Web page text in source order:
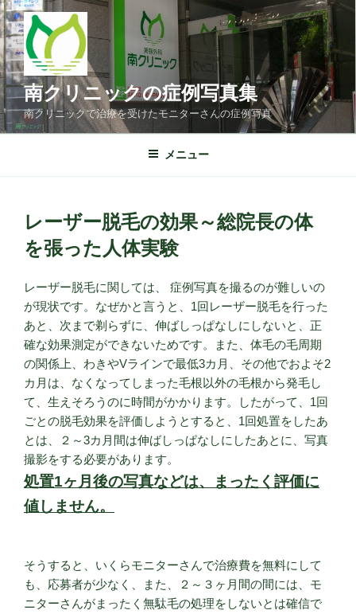
コ
ン
テ
ン
ツ
へ
ス
プ
南クリニックの症例写真集
南クリニックで治療を受けたモニターさんの症例写真
メニュー
レーザー脱毛の効果～総院長の体
を張った人体実験
レーザー脱毛に関しては、 症例写真を撮るのが難しいの
が現状です。なぜかと言うと、1回レーザー脱毛を行った
あと、次まで剃らずに、伸ばしっぱなしにしないと、正
確な効果測定ができないためです。また、体毛の毛周期
の関係上、わきやVラインで最低3カ月、その他でおよそ2
カ月は、なくなってしまった毛根以外の毛根から発毛し
て、生えそろうのに時間がかかります。したがって、1回
ごとの脱毛効果を評価しようとすると、1回処置をしたあ
とは、２～3カ月間は伸ばしっぱなしにしたあとに、写真
撮影をする必要があります。
処置1ヶ月後の写真などは、まったく評価に
値しません。
そうすると、いくらモニターさんで治療費を無料にして
も、応募者が少なく、また、２～３ヶ月間の間には、モ
ニターさんがまったく無駄毛の処理をしないとは確信で